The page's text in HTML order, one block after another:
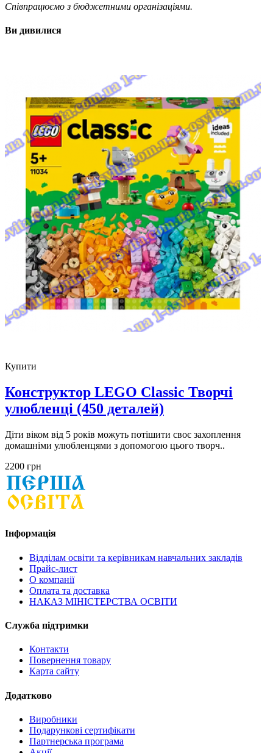
Співпрацюємо з бюджетними організаціями.
Ви дивилися
Купити
Конструктор LEGO Classic Творчі
улюбленці (450 деталей)
Діти віком від 5 років можуть потішити своє захоплення
домашніми улюбленцями з допомогою цього творч..
2200 грн
Інформація
Відділам освіти та керівникам навчальних закладів
Прайс-лист
О компанії
Оплата та доставка
НАКАЗ МІНІСТЕРСТВА ОСВІТИ
Служба підтримки
Контакти
Повернення товару
Карта сайту
Додатково
Виробники
Подарункові сертифікати
Партнерська програма